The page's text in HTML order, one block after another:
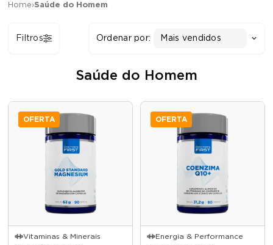
Home›Saúde do Homem
Ordenar por: Mais vendidos
Filtros
Saúde do Homem
OFERTA
Vitaminas & Minerais
OFERTA
Energia & Performance